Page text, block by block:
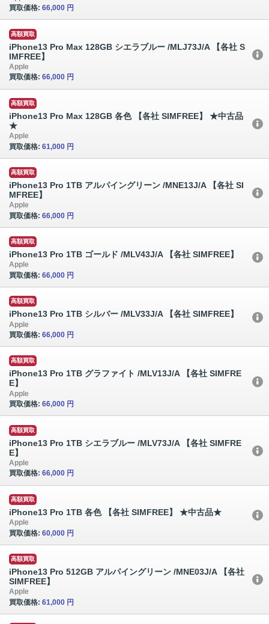
買取価格: 66,000 円
高額買取
iPhone13 Pro Max 128GB シエラブルー /MLJ73J/A 【各社 S
IMFREE】
Apple
買取価格: 66,000 円
高額買取
iPhone13 Pro Max 128GB 各色 【各社 SIMFREE】 ★中古品
★
Apple
買取価格: 61,000 円
高額買取
iPhone13 Pro 1TB アルパイングリーン /MNE13J/A 【各社 SI
MFREE】
Apple
買取価格: 66,000 円
高額買取
iPhone13 Pro 1TB ゴールド /MLV43J/A 【各社 SIMFREE】
Apple
買取価格: 66,000 円
高額買取
iPhone13 Pro 1TB シルバー /MLV33J/A 【各社 SIMFREE】
Apple
買取価格: 66,000 円
高額買取
iPhone13 Pro 1TB グラファイト /MLV13J/A 【各社 SIMFRE
E】
Apple
買取価格: 66,000 円
高額買取
iPhone13 Pro 1TB シエラブルー /MLV73J/A 【各社 SIMFRE
E】
Apple
買取価格: 66,000 円
高額買取
iPhone13 Pro 1TB 各色 【各社 SIMFREE】 ★中古品★
Apple
買取価格: 60,000 円
高額買取
iPhone13 Pro 512GB アルパイングリーン /MNE03J/A 【各社
SIMFREE】
Apple
買取価格: 61,000 円